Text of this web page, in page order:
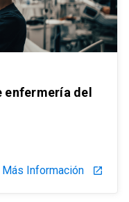
enfermería del
Más Información launch